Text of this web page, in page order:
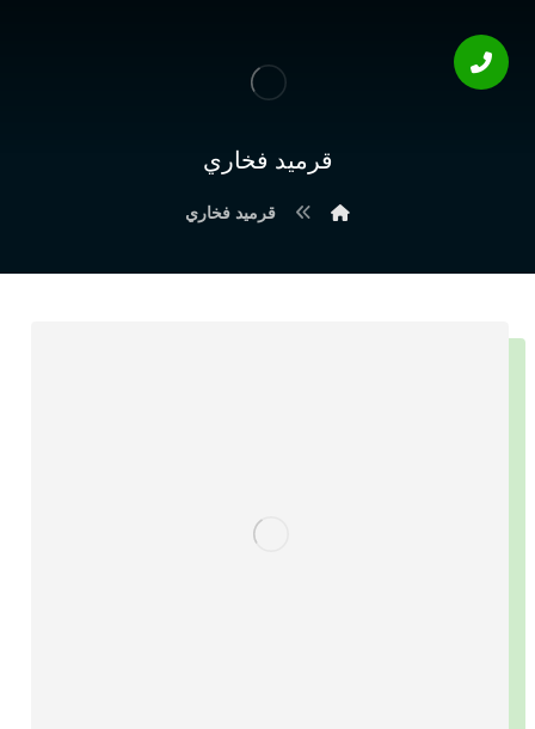
قرميد فخاري
قرميد فخاري